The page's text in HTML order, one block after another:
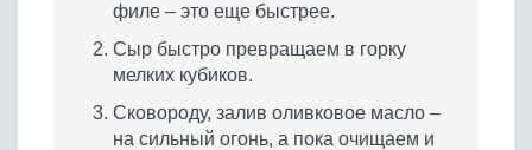
филе – это еще быстрее.
Сыр быстро превращаем в горку
мелких кубиков.
Сковороду, залив оливковое масло –
на сильный огонь, а пока очищаем и